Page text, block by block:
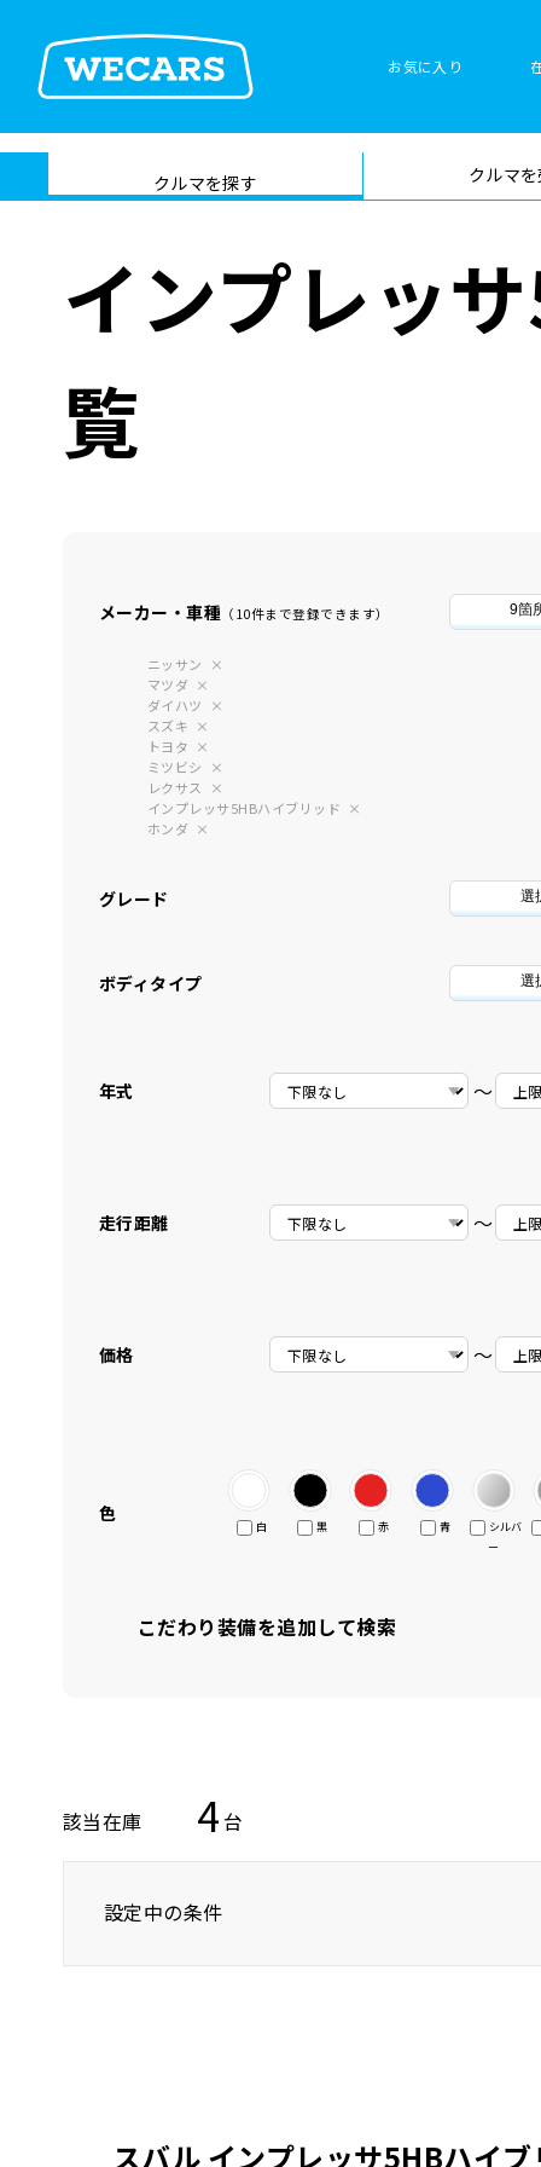
お気に入り
在庫検索
サイト内検
索
クルマを探す クルマ
インプレッ
覧
メーカー・車種 （10件まで登録できます） 9箇
ニッサン
マツダ
ダイハツ
スズキ
トヨタ
ミツビシ
レクサス
インプレッサ5HBハイブリッド
ホンダ
グレード 選
ボディタイプ 選
年式 〜
走行距離 〜
価格 〜
色
白 黒 赤 青
シルバ
ー
こだわり装備を追加して検索
該当在庫 4台
設定中の条件
スバル インプレッサ5HBハイ